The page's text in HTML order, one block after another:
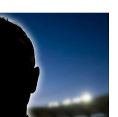
מדדים
רכילות
עסקית